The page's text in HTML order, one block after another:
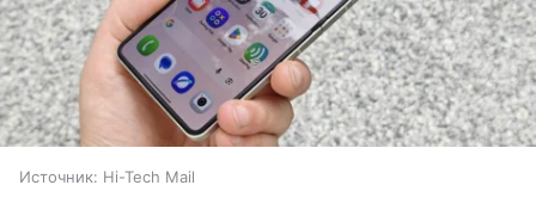
Источник: Hi-Tech Mail